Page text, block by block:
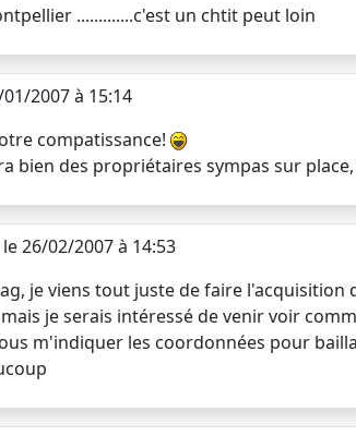
.............c'est un chtit peut loin
2007 à 15:14
compatissance!
bien des propriétaires sympas sur
le 26/02/2007 à 14:53
je viens tout juste de faire
je serais intéressé de venir voir
m'indiquer les coordonnées pour